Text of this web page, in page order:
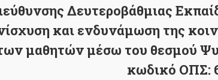
Δευτεροβάθμιας
και ενδυνάμωση της
μαθητών μέσω του θεσμού
κωδικό ΟΠΣ: